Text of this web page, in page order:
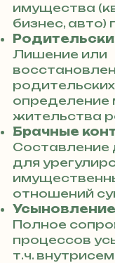
имущества
бизнес, авто)
Лишение или
определение
жительства
Брачные
Составление
для
отношений
Полное
процессов
т.ч.